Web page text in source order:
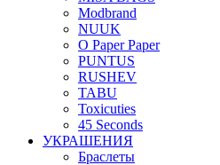
Modbrand
NUUK
O Paper Paper
PUNTUS
RUSHEV
TABU
Toxicuties
45 Seconds
УКРАШЕНИЯ
Браслеты